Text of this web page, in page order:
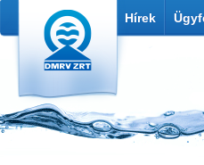
Hírek